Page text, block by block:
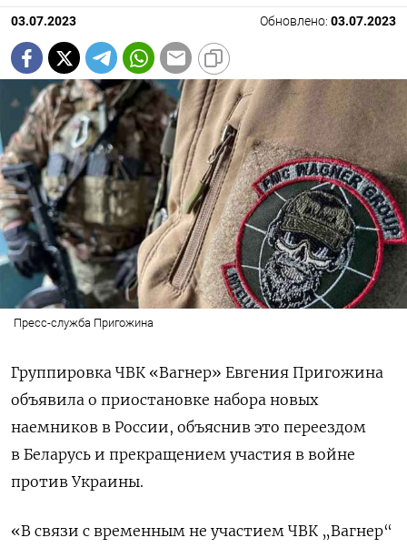
03.07.2023 Обновлено: 03.07.2023
Пресс-служба Пригожина
Группировка ЧВК «Вагнер» Евгения Пригожина
объявила о приостановке набора новых
наемников в России, объяснив это переездом
в Беларусь и прекращением участия в войне
против Украины.
«В связи с временным не участием ЧВК „Вагнер“